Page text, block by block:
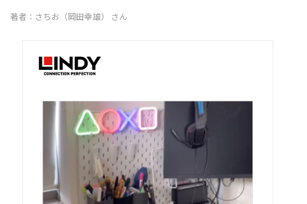
著者：さちお（岡田幸雄） さん